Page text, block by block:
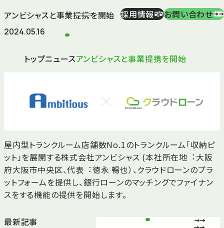
採用情報 お問い合わせ
アンビシャスと事業提携を開始
2024.05.16
トップニュースアンビシャスと事業提携を開始
屋内型トランクルーム店舗数No.1のトランクルーム「収納ピ
ット」を展開する株式会社アンビシャス (本社所在地︓大阪
府⼤阪市中央区、代表︓徳永 暢也）、クラウドローンのプラ
ットフォームを提供し、銀行ローンのマッチングでファイナン
スをする機能の提供を開始します。
最新記事